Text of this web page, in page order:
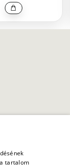
tartalom